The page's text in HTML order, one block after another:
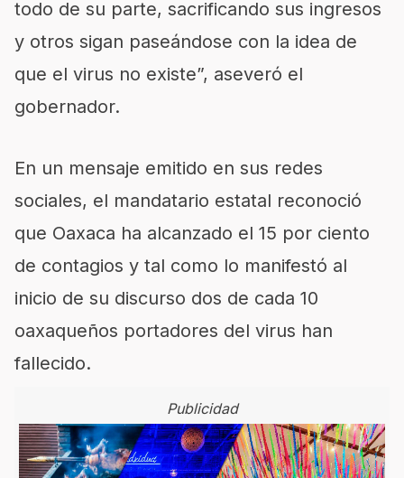
todo de su parte, sacrificando sus ingresos
y otros sigan paseándose con la idea de
que el virus no existe”, aseveró el
gobernador.
En un mensaje emitido en sus redes
sociales, el mandatario estatal reconoció
que Oaxaca ha alcanzado el 15 por ciento
de contagios y tal como lo manifestó al
inicio de su discurso dos de cada 10
oaxaqueños portadores del virus han
fallecido.
Publicidad